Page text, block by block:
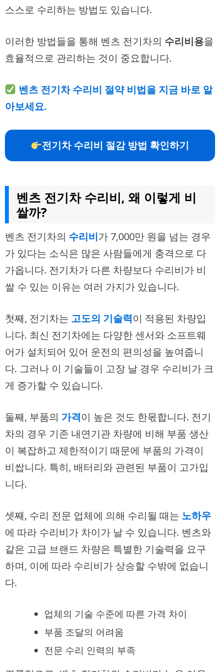
스스로 수리하는 방법도 있습니다.
이러한 방법들을 통해 벤츠 전기차의 수리비용을
효율적으로 관리하는 것이 중요합니다.
벤츠 전기차 수리비 절약 비법을 지금 바로 알
아보세요.
전기차 수리비 절감 방법 확인하기
벤츠 전기차 수리비, 왜 이렇게 비
쌀까?
벤츠 전기차의 수리비가 7,000만 원을 넘는 경우
가 있다는 소식은 많은 사람들에게 충격으로 다
가옵니다. 전기차가 다른 차량보다 수리비가 비
쌀 수 있는 이유는 여러 가지가 있습니다.
첫째, 전기차는 고도의 기술력이 적용된 차량입
니다. 최신 전기차에는 다양한 센서와 소프트웨
어가 설치되어 있어 운전의 편의성을 높여줍니
다. 그러나 이 기술들이 고장 날 경우 수리비가 크
게 증가할 수 있습니다.
둘째, 부품의 가격이 높은 것도 한몫합니다. 전기
차의 경우 기존 내연기관 차량에 비해 부품 생산
이 복잡하고 제한적이기 때문에 부품의 가격이
비쌉니다. 특히, 배터리와 관련된 부품이 고가입
니다.
셋째, 수리 전문 업체에 의해 수리될 때는 노하우
에 따라 수리비가 차이가 날 수 있습니다. 벤츠와
같은 고급 브랜드 차량은 특별한 기술력을 요구
하며, 이에 따라 수리비가 상승할 수밖에 없습니
다.
업체의 기술 수준에 따른 가격 차이
부품 조달의 어려움
전문 수리 인력의 부족